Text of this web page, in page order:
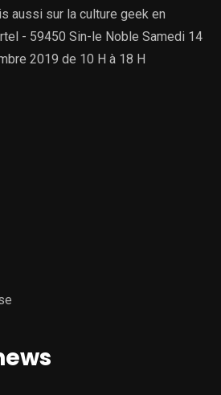
aussi sur la culture geek en
- 59450 Sin-le Noble Samedi 14
2019 de 10 H à 18 H